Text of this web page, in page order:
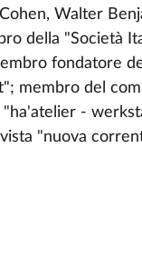
Walter
della "Società
fondatore
membro del
-
"nuova